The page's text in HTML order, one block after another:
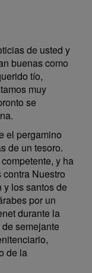
de usted y
buenas como
tío,
muy
se
el pergamino
de un tesoro.
y ha
Nuestro
y los santos de
por un
durante la
semejante
de la